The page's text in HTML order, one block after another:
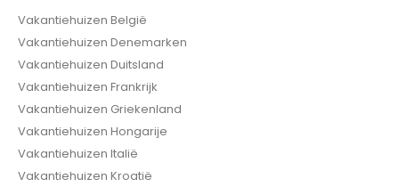
Vakantiehuizen België
Vakantiehuizen Denemarken
Vakantiehuizen Duitsland
Vakantiehuizen Frankrijk
Vakantiehuizen Griekenland
Vakantiehuizen Hongarije
Vakantiehuizen Italië
Vakantiehuizen Kroatië